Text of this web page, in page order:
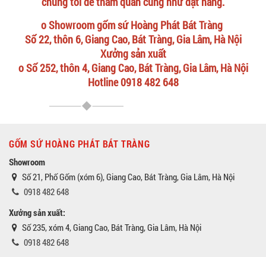
o Showroom gốm sứ Hoàng Phát Bát Tràng
Số 22, thôn 6, Giang Cao, Bát Tràng, Gia Lâm, Hà Nội
Xưởng sản xuất
o Số 252, thôn 4, Giang Cao, Bát Tràng, Gia Lâm, Hà Nội
Hotline 0918 482 648
GỐM SỨ HOÀNG PHÁT BÁT TRÀNG
Showroom
Số 21, Phố Gốm (xóm 6), Giang Cao, Bát Tràng, Gia Lâm, Hà Nội
0918 482 648
Xưởng sản xuất:
Số 235, xóm 4, Giang Cao, Bát Tràng, Gia Lâm, Hà Nội
0918 482 648